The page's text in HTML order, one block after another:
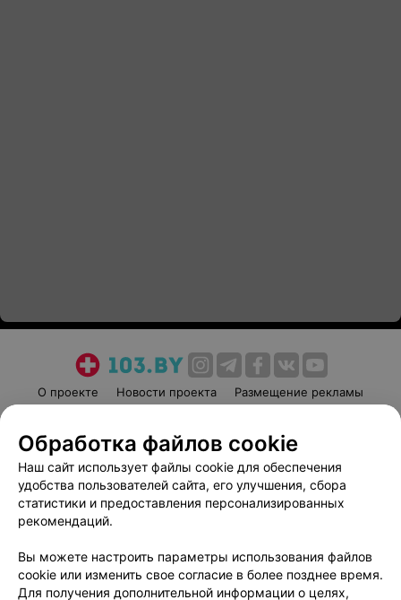
О проекте Новости проекта
Размещение рекламы
Пользовательское соглашение
Способы оплаты
Вакансии
Партнеры
Написать руководителю 103.by
Обработка персональных данных
Обработка файлов cookie
Наш сайт использует файлы cookie для обеспечения
удобства пользователей сайта, его улучшения, сбора
статистики и предоставления персонализированных
рекомендаций.
Вы можете настроить параметры использования файлов
cookie или изменить свое согласие в более позднее время.
Для получения дополнительной информации о целях,